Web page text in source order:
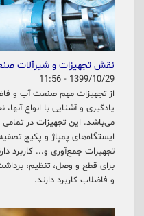
نقش تجهیزات و شیرآلات
1399/10/29 - 11:56
از تجهیزات مهم صنعت آب و
یادگیری و آشنایی با انواع
می‌باشد. این تجهیزات در
ایستگاه‌های پمپاژ و پکیج
تجهیزات جمع‌آوری و... کاربرد
برای قطع و وصل، تنظیم،
و فاضلاب کاربرد دارند.